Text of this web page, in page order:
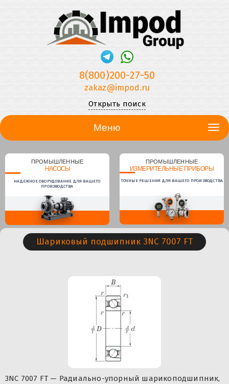
8(800)200-27-50
zakaz@impod.ru
Открыть поиск
Меню
ПРОМЫШЛЕННЫЕ
НАСОСЫ
НАДЕЖНОЕ ОБОРУДОВАНИЕ ДЛЯ ВАШЕГО
ПРОИЗВОДСТВА
ПРОМЫШЛЕННЫЕ
ИЗМЕРИТЕЛЬНЫЕ ПРИБОРЫ
ТОЧНЫЕ РЕШЕНИЯ ДЛЯ ВАШЕГО ПРОИЗВОДСТВА
Шариковый подшипник 3NC 7007 FT
3NC 7007 FT — Радиально-упорный шарикоподшипник,